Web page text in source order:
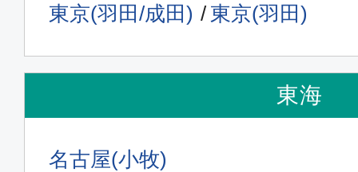
東京(羽田/成田) 東京(羽田)
東海
名古屋(小牧)